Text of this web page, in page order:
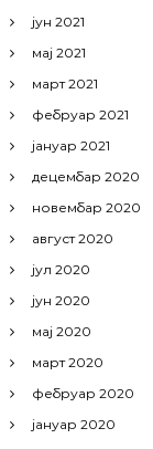
јун 2021
мај 2021
март 2021
фебруар 2021
јануар 2021
децембар 2020
новембар 2020
август 2020
јул 2020
јун 2020
мај 2020
март 2020
фебруар 2020
јануар 2020